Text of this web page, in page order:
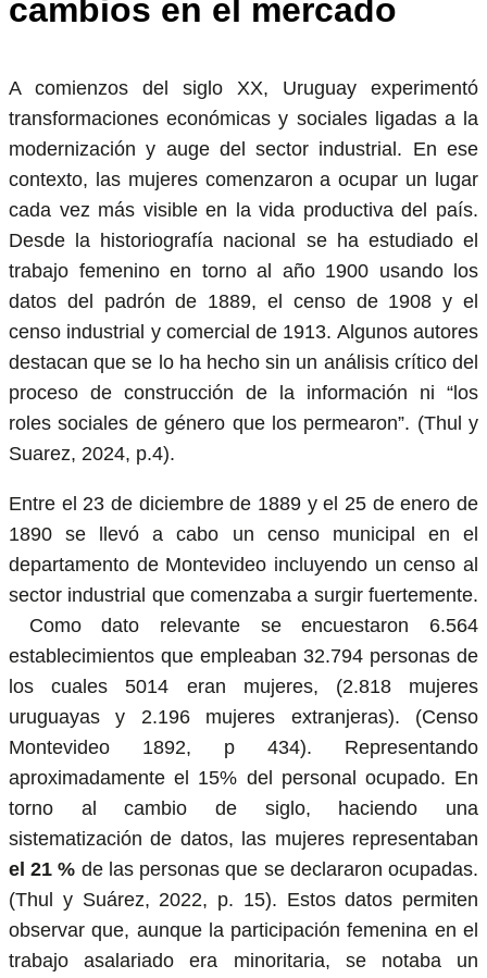
cambios en el mercado
A comienzos del siglo XX, Uruguay experimentó
transformaciones económicas y sociales ligadas a la
modernización y auge del sector industrial. En ese
contexto, las mujeres comenzaron a ocupar un lugar
cada vez más visible en la vida productiva del país.
Desde la historiografía nacional se ha estudiado el
trabajo femenino en torno al año 1900 usando los
datos del padrón de 1889, el censo de 1908 y el
censo industrial y comercial de 1913. Algunos autores
destacan que se lo ha hecho sin un análisis crítico del
proceso de construcción de la información ni “los
roles sociales de género que los permearon”. (Thul y
Suarez, 2024, p.4).
Entre el 23 de diciembre de 1889 y el 25 de enero de
1890 se llevó a cabo un censo municipal en el
departamento de Montevideo incluyendo un censo al
sector industrial que comenzaba a surgir fuertemente.
Como dato relevante se encuestaron 6.564
establecimientos que empleaban 32.794 personas de
los cuales 5014 eran mujeres, (2.818 mujeres
uruguayas y 2.196 mujeres extranjeras). (Censo
Montevideo 1892, p 434). Representando
aproximadamente el 15% del personal ocupado. En
torno al cambio de siglo, haciendo una
sistematización de datos, las mujeres representaban
el 21 % de las personas que se declararon ocupadas.
(Thul y Suárez, 2022, p. 15). Estos datos permiten
observar que, aunque la participación femenina en el
trabajo asalariado era minoritaria, se notaba un